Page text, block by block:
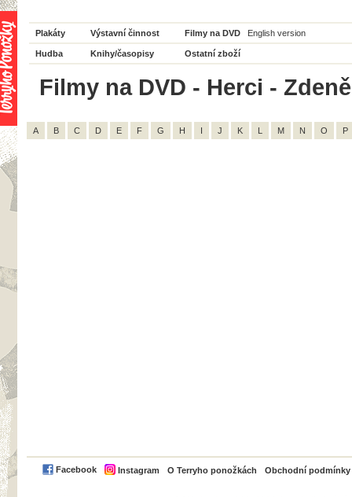
Plakáty Výstavní činnost Filmy na DVD English version
Hudba Knihy/časopisy Ostatní zboží
Filmy na DVD - Herci -
A B C D E F G H I J K L M N O P
Facebook Instagram O Terryho ponožkách Obchodní podmínky
PayPal